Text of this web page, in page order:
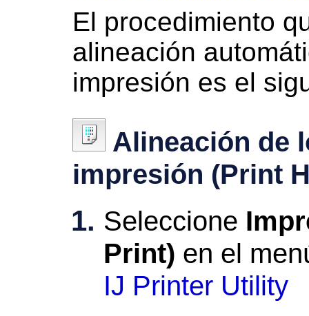
El procedimiento
alineación
impresión es el
Alineación de
impresión (Print
Seleccione
Print) en el
IJ Printer Utility